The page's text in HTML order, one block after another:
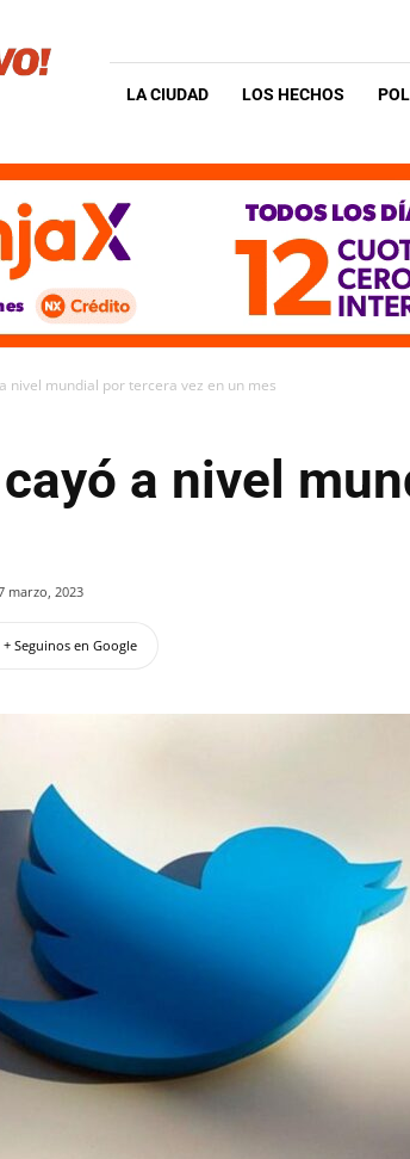
LA CIUDAD LOS HECHOS
nivel mundial por tercera vez en un mes
a nivel
marzo, 2023
+ Seguinos en Google